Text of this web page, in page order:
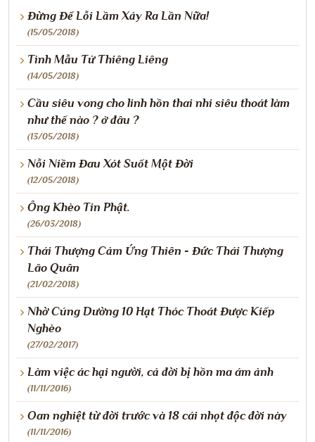
Đừng Để Lỗi Lầm Xảy Ra Lần Nữa!
(15/05/2018)
Tình Mẫu Tử Thiêng Liêng
(14/05/2018)
Cầu siêu vong cho linh hồn thai nhi siêu thoát làm
như thế nào ? ở đâu ?
(13/05/2018)
Nỗi Niềm Đau Xót Suốt Một Đời
(12/05/2018)
Ông Khèo Tin Phật.
(26/03/2018)
Thái Thượng Cảm Ứng Thiên - Đức Thái Thượng
Lão Quân
(21/02/2018)
Nhờ Cúng Dường 10 Hạt Thóc Thoát Được Kiếp
Nghèo
(27/02/2017)
Làm việc ác hại người, cả đời bị hồn ma ám ảnh
(11/11/2016)
Oan nghiệt từ đời trước và 18 cái nhọt độc đời này
(11/11/2016)